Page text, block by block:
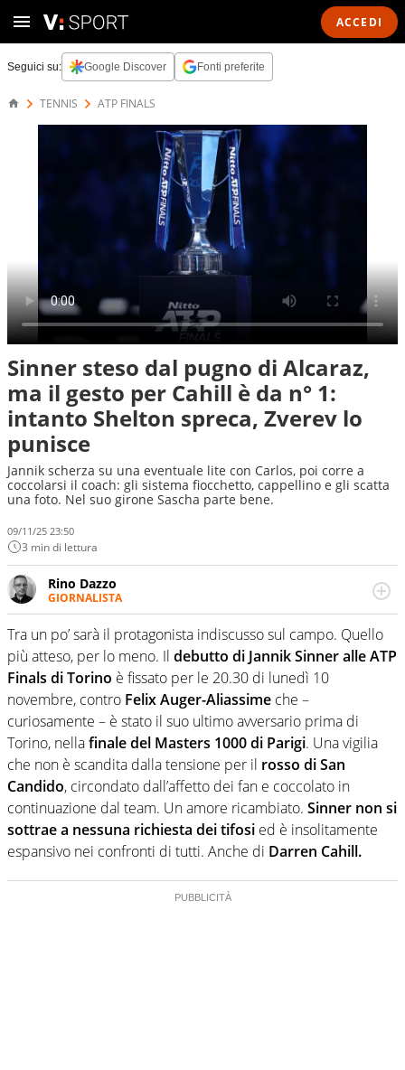
ACCEDI
Seguici su: Google Discover Fonti preferite
TENNIS ATP FINALS
Sinner steso dal pugno di Alcaraz,
ma il gesto per Cahill è da n° 1:
intanto Shelton spreca, Zverev lo
punisce
Jannik scherza su una eventuale lite con Carlos, poi corre a
coccolarsi il coach: gli sistema fiocchetto, cappellino e gli scatta
una foto. Nel suo girone Sascha parte bene.
09/11/25 23:50
3 min di lettura
Rino Dazzo
GIORNALISTA
Se mai ci fosse modo di traslare il glossario del calcio in
una nicchia di esperti, lui ne farebbe parte. Non si perde
una svista arbitrale né gli umori social del mondo delle
curve
Tra un po’ sarà il protagonista indiscusso sul campo. Quello
più atteso, per lo meno. Il debutto di Jannik Sinner alle ATP
Finals di Torino è fissato per le 20.30 di lunedì 10
novembre, contro Felix Auger-Aliassime che –
curiosamente – è stato il suo ultimo avversario prima di
Torino, nellafinale del Masters 1000 di Parigi. Una vigilia
che non è scandita dalla tensione per il rosso di San
Candido, circondato dall’affetto dei fan e coccolato in
continuazione dal team. Un amore ricambiato. Sinner non si
sottrae a nessuna richiesta dei tifosi ed è insolitamente
espansivo nei confronti di tutti. Anche di Darren Cahill.